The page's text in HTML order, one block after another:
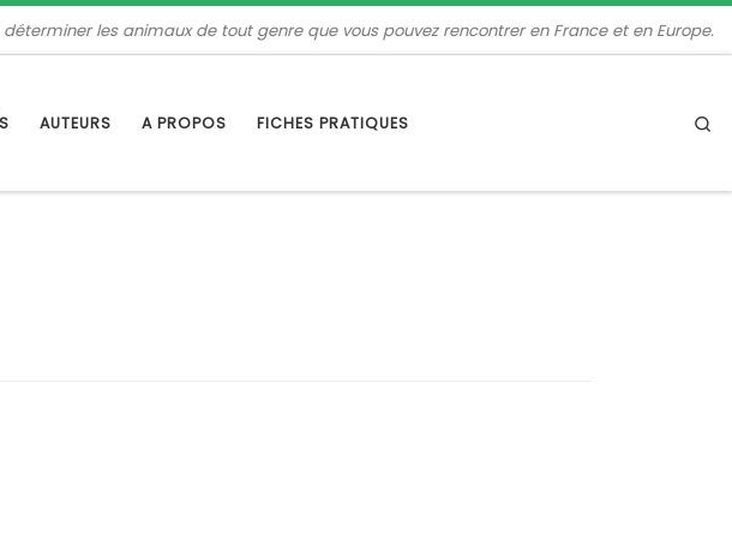
les animaux de tout genre que vous pouvez rencontrer en France et en Europe.
AUTEURS A PROPOS FICHES PRATIQUES